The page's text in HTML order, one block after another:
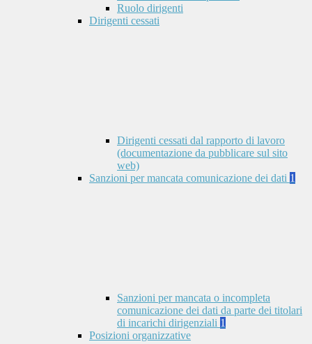
Ruolo dirigenti
Dirigenti cessati
Dirigenti cessati dal rapporto di lavoro
(documentazione da pubblicare sul sito
web)
Sanzioni per mancata comunicazione dei dati 1
Sanzioni per mancata o incompleta
comunicazione dei dati da parte dei titolari
di incarichi dirigenziali 1
Posizioni organizzative